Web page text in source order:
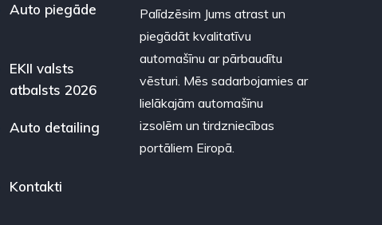
Auto piegāde
EKII valsts
atbalsts 2026
Auto detailing
Kontakti
Palīdzēsim Jums atrast un
piegādāt kvalitatīvu
automašīnu ar pārbaudītu
vēsturi. Mēs sadarbojamies ar
lielākajām automašīnu
izsolēm un tirdzniecības
portāliem Eiropā.